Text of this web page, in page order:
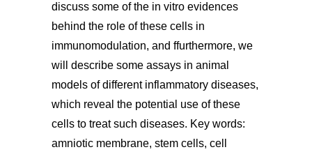
discuss some of the in vitro evidences
behind the role of these cells in
immunomodulation, and ffurthermore, we
will describe some assays in animal
models of different inflammatory diseases,
which reveal the potential use of these
cells to treat such diseases. Key words:
amniotic membrane, stem cells, cell